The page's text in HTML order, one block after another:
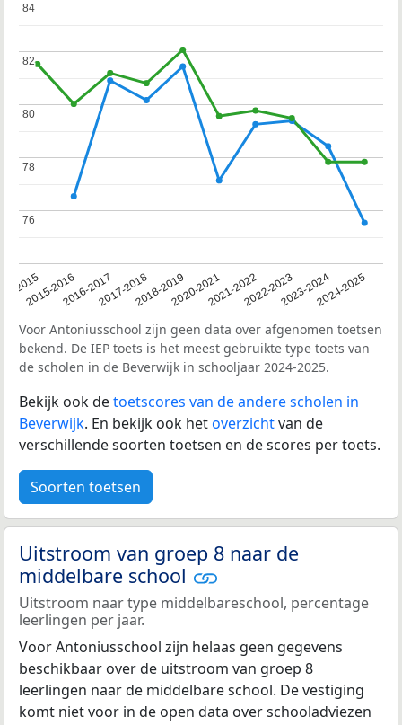
2015
2015-20162016-20172017-20182018-20192020-20212021-20222022-20232023-20242024-2025
76
76
78
78
80
80
82
82
84
84
Voor Antoniusschool zijn geen data over afgenomen toetsen
bekend. De IEP toets is het meest gebruikte type toets van
de scholen in de Beverwijk in schooljaar 2024-2025.
Bekijk ook detoetscores van de andere scholen in
Beverwijk. En bekijk ook hetoverzichtvan de
verschillende soorten toetsen en de scores per toets.
Soorten toetsen
Uitstroom van groep 8 naar de
middelbare school
Uitstroom naar type middelbareschool, percentage
leerlingen per jaar.
Voor Antoniusschool zijn helaas geen gegevens
beschikbaar over de uitstroom van groep 8
leerlingen naar de middelbare school. De vestiging
komt niet voor in de open data over schooladviezen